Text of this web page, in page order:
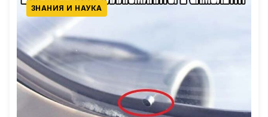
ЗНАНИЯ И НАУКА